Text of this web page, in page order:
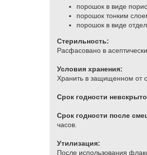
порошок в виде
порошок тонким
порошок в виде
Стерильность:
Расфасовано в
Условия хранения:
​Хранить в защищенном от
Срок годности
Срок годности после
часов.
Утилизация:
После использования